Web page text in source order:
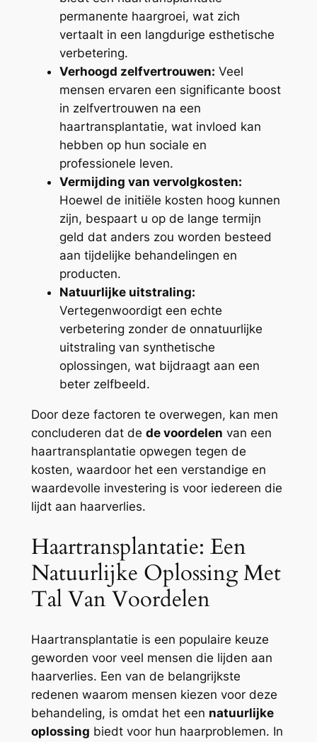
permanente haargroei, wat zich
vertaalt in een langdurige esthetische
verbetering.
Verhoogd zelfvertrouwen: Veel
mensen ervaren een significante boost
in zelfvertrouwen na een
haartransplantatie, wat invloed kan
hebben op hun sociale en
professionele leven.
Vermijding van vervolgkosten:
Hoewel de initiële kosten hoog kunnen
zijn, bespaart u op de lange termijn
geld dat anders zou worden besteed
aan tijdelijke behandelingen en
producten.
Natuurlijke uitstraling:
Vertegenwoordigt een echte
verbetering zonder de onnatuurlijke
uitstraling van synthetische
oplossingen, wat bijdraagt aan een
beter zelfbeeld.
Door deze factoren te overwegen, kan men
concluderen dat de de voordelen van een
haartransplantatie opwegen tegen de
kosten, waardoor het een verstandige en
waardevolle investering is voor iedereen die
lijdt aan haarverlies.
Haartransplantatie: Een
Natuurlijke Oplossing Met
Tal Van Voordelen
Haartransplantatie is een populaire keuze
geworden voor veel mensen die lijden aan
haarverlies. Een van de belangrijkste
redenen waarom mensen kiezen voor deze
behandeling, is omdat het een natuurlijke
oplossing biedt voor hun haarproblemen. In